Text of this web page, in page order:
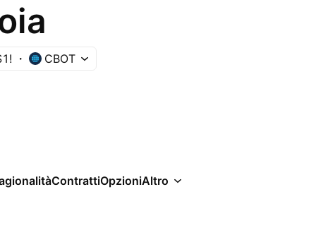
CBOT
ContrattiOpzioniAltro